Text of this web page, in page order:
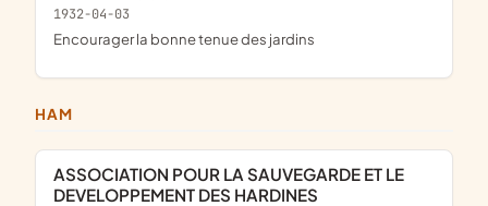
1932-04-03
encourager la bonne tenue des jardins
HAM
ASSOCIATION POUR LA SAUVEGARDE ET LE
DEVELOPPEMENT DES HARDINES